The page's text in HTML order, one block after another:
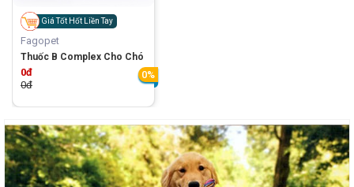
Giá Tốt Hốt Liền Tay
Fagopet
Thuốc B Complex Cho Chó
0đ
0đ
0%